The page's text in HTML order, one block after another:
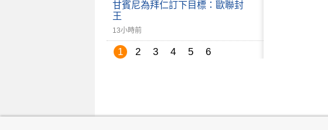
甘賓尼為拜仁訂下目標：歐聯封
王
13小時前
1 2 3 4 5 6